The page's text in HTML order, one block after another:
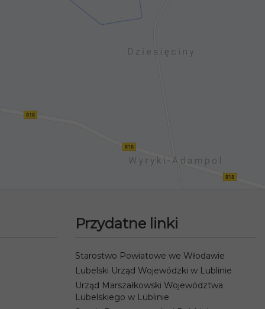
Przydatne linki
Starostwo Powiatowe we Włodawie
Lubelski Urząd Wojewódzki w Lublinie
Urząd Marszałkowski Województwa
Lubelskiego w Lublinie